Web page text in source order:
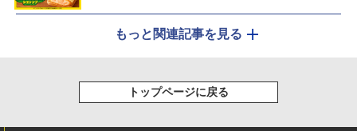
もっと関連記事を見る
トップページに戻る